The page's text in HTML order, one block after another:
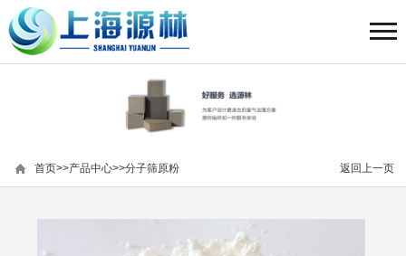
返回上一页
首页>>产品中心>>分子筛原粉